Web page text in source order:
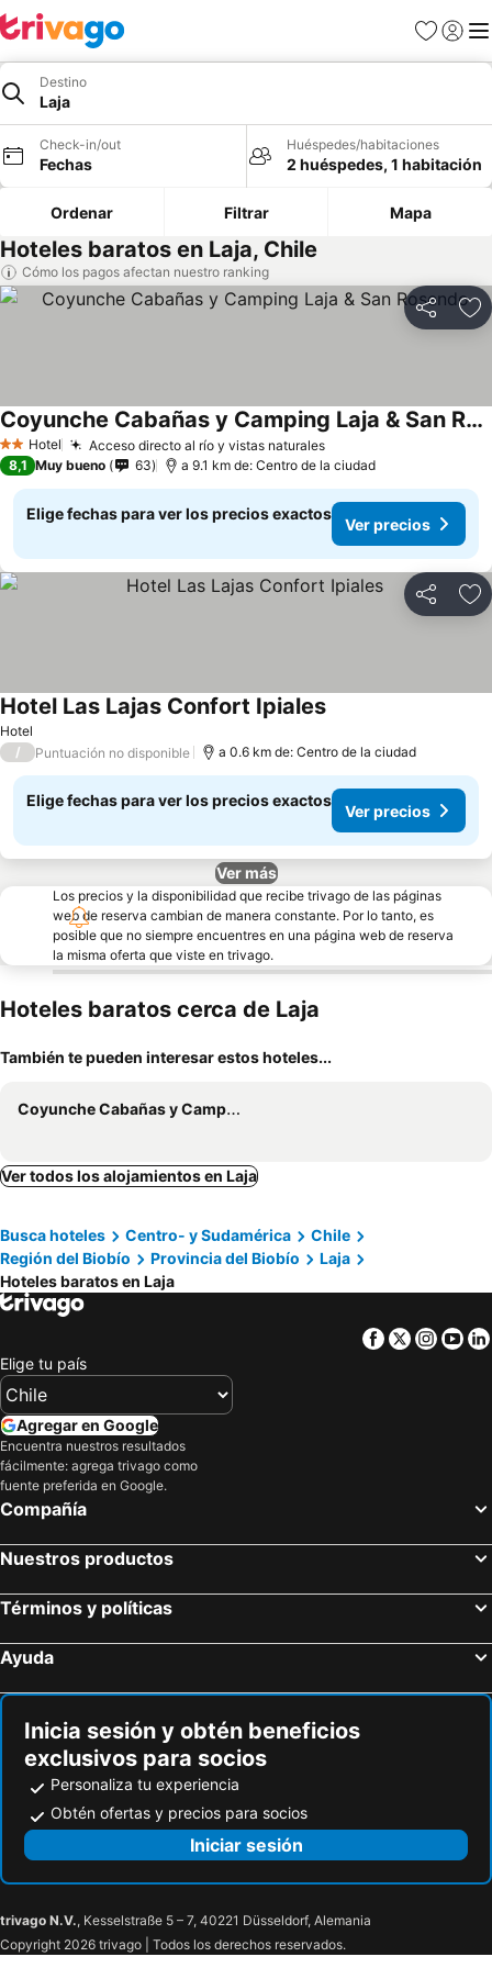
Favoritos
Iniciar
Destino
Laja
Check-in/out
Fechas
Huéspedes/habitaciones
2 huéspedes, 1 habitación
Ordenar Filtrar Mapa
Hoteles baratos en Laja, Chile
Cómo los pagos afectan nuestro ranking
Compartir
2 Estrellas
Hotel Acceso directo al río y vistas naturalesVer precios
Coyunche Cabañas y Camping Laja & San Rosendo
Ver precios
8,1 Muy bueno 63 a 9.1 km de: Centro de la ciudad
Elige fechas para ver los precios exactos
Ver precios
Compartir
Hotel
Hotel Las Lajas Confort IpialesVer precios
/ Puntuación no disponible a 0.6 km de: Centro de la ciudad
Elige fechas para ver los precios exactos
Ver precios
Ver más
Los precios y la disponibilidad que recibe trivago de las páginas
web de reserva cambian de manera constante. Por lo tanto, es
posible que no siempre encuentres en una página web de reserva
la misma oferta que viste en trivago.
Hoteles baratos cerca de Laja
También te pueden interesar estos hoteles...
Coyunche Cabañas y Camping Laja & San Rosendo
Ver todos los alojamientos en Laja
Busca hoteles Centro- y Sudamérica
Chile
Región del Biobío
Provincia del Biobío
Laja
Hoteles baratos en Laja
Facebook
Twitter
Elige tu país
Agregar en Google
Encuentra nuestros resultados
fácilmente: agrega trivago como
fuente preferida en Google.
Compañía
Nuestros productos
Términos y políticas
Ayuda
Inicia sesión y obtén beneficios
exclusivos para socios
Personaliza tu experiencia
Obtén ofertas y precios para socios
Iniciar sesión
trivago N.V., Kesselstraße 5 – 7, 40221 Düsseldorf, Alemania
Copyright 2026 trivago | Todos los derechos reservados.